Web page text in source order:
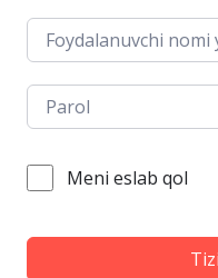
Meni eslab qol